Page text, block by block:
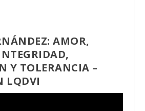
AMOR,
Y TOLERANCIA –
LQDVI